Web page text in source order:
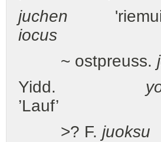
juchen
iocus
~ ostpreuss.
Yidd.
’Lauf’
>? F. juoksu